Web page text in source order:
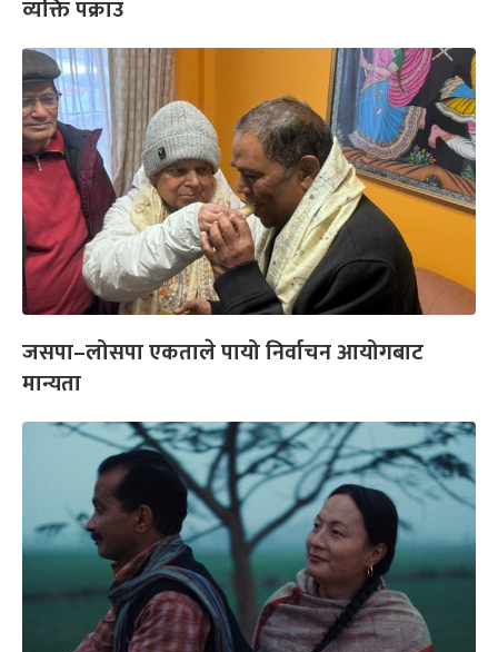
व्यक्ति पक्राउ
जसपा–लोसपा एकताले पायो निर्वाचन आयोगबाट
मान्यता